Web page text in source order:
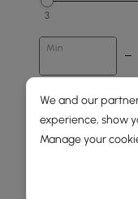
3
Min
Altura Da Tigela
Assento(mm)
We and our
experience, show
Manage your